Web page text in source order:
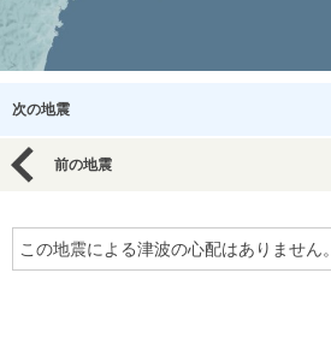
次の地震
前の地震
この地震による津波の心配はありません。